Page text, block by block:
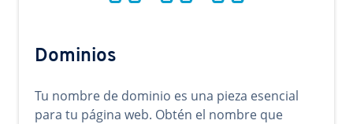
Dominios
Tu nombre de dominio es una pieza esencial
para tu página web. Obtén el nombre que